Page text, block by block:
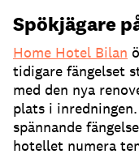
Spökjägare
Home Hotel Bilan
tidigare fängelset
med den nya
plats i
spännande
hotellet numera